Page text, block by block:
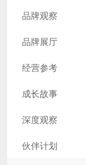
品牌观察
品牌展厅
经营参考
成长故事
深度观察
伙伴计划